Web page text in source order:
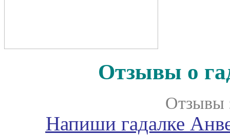
Отзывы о
Отзывы
Напиши гадалке